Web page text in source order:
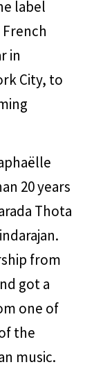
label
in
City, to
20 years
Thota
from
got a
one of
the
music.